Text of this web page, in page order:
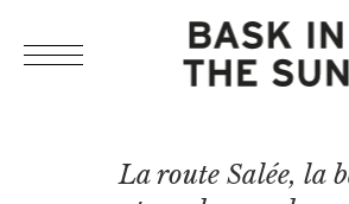
La route Salée, la